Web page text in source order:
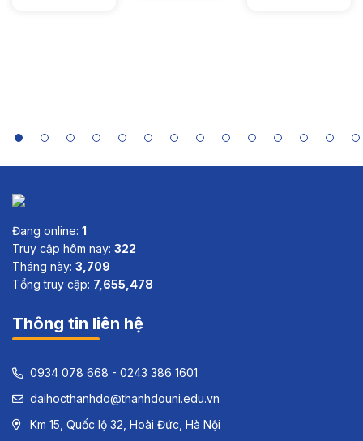
Nam
Đang online: 1
Truy cập hôm nay: 322
Tháng này: 3,709
Tổng truy cập: 7,655,478
Thông tin liên hệ
0934 078 668 - 0243 386 1601
daihocthanhdo@thanhdouni.edu.vn
Km 15, Quốc lộ 32, Hoài Đức, Hà Nội